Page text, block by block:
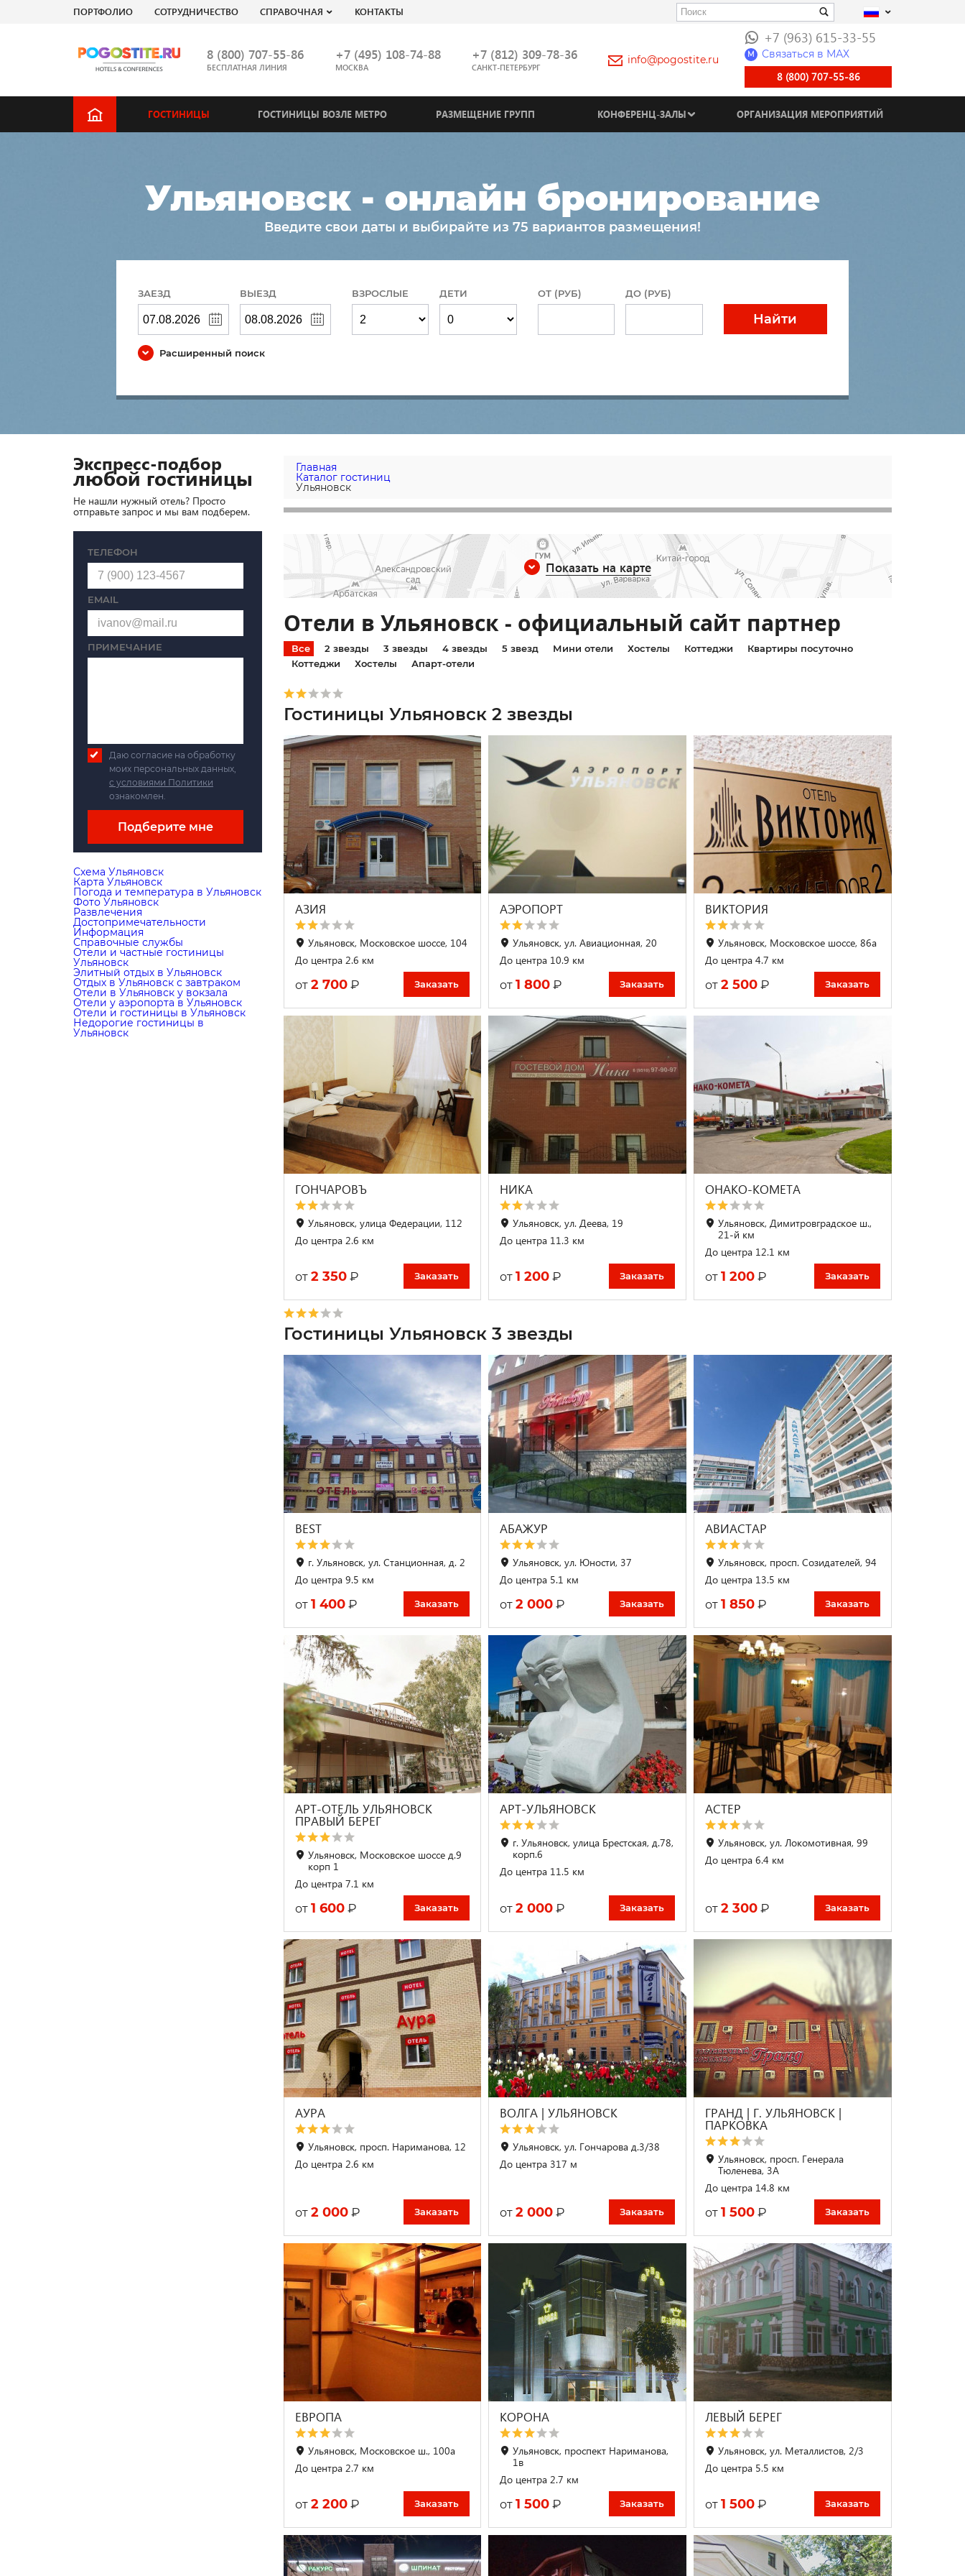
ПОРТФОЛИО СОТРУДНИЧЕСТВО СПРАВОЧНАЯ КОНТАКТЫ
8 (800) 707-55-86
БЕСПЛАТНАЯ ЛИНИЯ
+7 (495) 108-74-88
МОСКВА
+7 (812) 309-78-36
САНКТ-ПЕТЕРБУРГ
info@pogostite.ru
+7 (963) 615-33-55
M Связаться в МАХ
8 (800) 707-55-86
ГОСТИНИЦЫ ГОСТИНИЦЫ ВОЗЛЕ МЕТРО РАЗМЕЩЕНИЕ ГРУПП КОНФЕРЕНЦ-ЗАЛЫ ОРГАНИЗАЦИЯ МЕРОПРИЯТИЙ
Ульяновск - онлайн бронирование
Введите свои даты и выбирайте из 75 вариантов размещения!
ЗАЕЗД ВЫЕЗД ВЗРОСЛЫЕ ДЕТИ ОТ (РУБ) ДО (РУБ)
Найти
Расширенный поиск
Главная
Каталог гостиниц
Ульяновск
Показать на карте
Отели в Ульяновск - официальный сайт партнер
Все 2 звезды 3 звезды 4 звезды 5 звезд Мини отели Хостелы Коттеджи
Квартиры посуточно
Коттеджи
Хостелы Апарт-отели
Гостиницы Ульяновск 2 звезды
АЗИЯ
Ульяновск, Московское шоссе, 104
До центра 2.6 км
от 2 700 ₽ Заказать
АЭРОПОРТ
Ульяновск, ул. Авиационная, 20
До центра 10.9 км
от1 800 ₽ Заказать
ВИКТОРИЯ
Ульяновск, Московское шоссе, 86а
До центра 4.7 км
от2 500 ₽ Заказать
ГОНЧАРОВЪ
Ульяновск, улица Федерации, 112
До центра 2.6 км
от 2 350 ₽ Заказать
НИКА
Ульяновск, ул. Деева, 19
До центра 11.3 км
от1 200 ₽ Заказать
ОНАКО-КОМЕТА
Ульяновск, Димитровградское ш.,
21-й км
До центра 12.1 км
от1 200 ₽ Заказать
Гостиницы Ульяновск 3 звезды
BEST
г. Ульяновск, ул. Станционная, д. 2
До центра 9.5 км
от 1 400 ₽ Заказать
АБАЖУР
Ульяновск, ул. Юности, 37
До центра 5.1 км
от2 000 ₽ Заказать
АВИАСТАР
Ульяновск, просп. Созидателей, 94
До центра 13.5 км
от1 850 ₽ Заказать
АРТ-ОТЕЛЬ УЛЬЯНОВСК
ПРАВЫЙ БЕРЕГ
Ульяновск, Московское шоссе д.9
корп 1
До центра 7.1 км
от 1 600 ₽ Заказать
АРТ-УЛЬЯНОВСК
г. Ульяновск, улица Брестская, д.78,
корп.6
До центра 11.5 км
от2 000 ₽ Заказать
АСТЕР
Ульяновск, ул. Локомотивная, 99
До центра 6.4 км
от2 300 ₽ Заказать
АУРА
Ульяновск, просп. Нариманова, 12
До центра 2.6 км
от 2 000 ₽ Заказать
ВОЛГА | УЛЬЯНОВСК
Ульяновск, ул. Гончарова д.3/38
До центра 317 м
от2 000 ₽ Заказать
ГРАНД | Г. УЛЬЯНОВСК |
ПАРКОВКА
Ульяновск, просп. Генерала
Тюленева, 3А
До центра 14.8 км
от1 500 ₽ Заказать
ЕВРОПА
Ульяновск, Московское ш., 100а
До центра 2.7 км
от 2 200 ₽ Заказать
КОРОНА
Ульяновск, проспект Нариманова,
1в
До центра 2.7 км
от1 500 ₽ Заказать
ЛЕВЫЙ БЕРЕГ
Ульяновск, ул. Металлистов, 2/3
До центра 5.5 км
от1 500 ₽ Заказать
Экспресс-подбор
любой гостиницы
Не нашли нужный отель? Просто
отправьте запрос и мы вам подберем.
ТЕЛЕФОН
EMAIL
ПРИМЕЧАНИЕ
Даю согласие на обработку
моих персональных данных,
с условиями Политики
ознакомлен.
Подберите мне
Схема Ульяновск
Карта Ульяновск
Погода и температура в Ульяновск
Фото Ульяновск
Развлечения
Достопримечательности
Информация
Справочные службы
Отели и частные гостиницы
Ульяновск
Элитный отдых в Ульяновск
Отдых в Ульяновск с завтраком
Отели в Ульяновск у вокзала
Отели у аэропорта в Ульяновск
Отели и гостиницы в Ульяновск
Недорогие гостиницы в
Ульяновск